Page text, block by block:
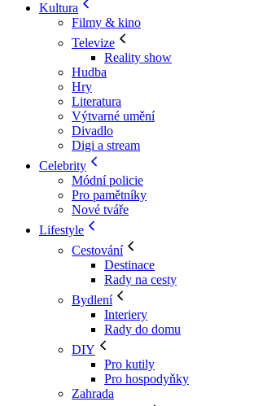
Kultura
Filmy & kino
Televize
Reality show
Hudba
Hry
Literatura
Výtvarné umění
Divadlo
Digi a stream
Celebrity
Módní policie
Pro pamětníky
Nové tváře
Lifestyle
Cestování
Destinace
Rady na cesty
Bydlení
Interiery
Rady do domu
DIY
Pro kutily
Pro hospodyňky
Zahrada